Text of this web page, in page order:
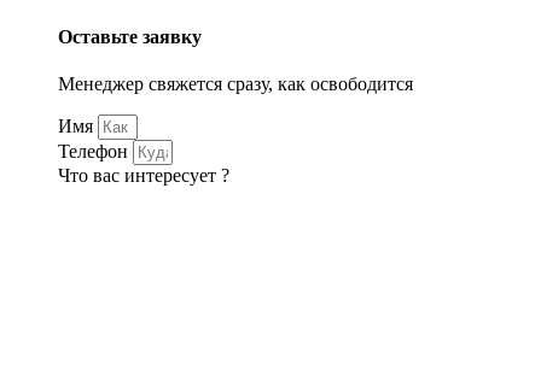
Оставьте заявку
Менеджер свяжется сразу, как освободится
Имя
Телефон
Что вас интересует ?